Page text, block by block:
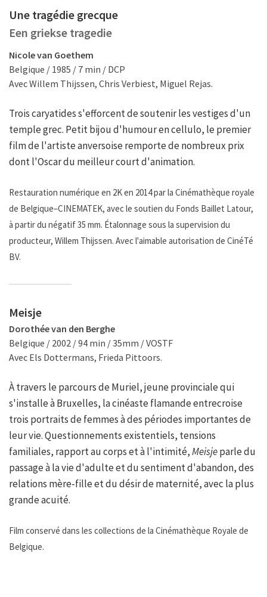
Une tragédie grecque
Een griekse tragedie
Nicole van Goethem
Belgique / 1985 / 7 min / DCP
Avec Willem Thijssen, Chris Verbiest, Miguel Rejas.
Trois caryatides s'efforcent de soutenir les vestiges d'un
temple grec. Petit bijou d'humour en cellulo, le premier
film de l'artiste anversoise remporte de nombreux prix
dont l'Oscar du meilleur court d'animation.
Restauration numérique en 2K en 2014 par la Cinémathèque royale
de Belgique–CINEMATEK, avec le soutien du Fonds Baillet Latour,
à partir du négatif 35 mm. Étalonnage sous la supervision du
producteur, Willem Thijssen. Avec l'aimable autorisation de CinéTé
BV.
Meisje
Dorothée van den Berghe
Belgique / 2002 / 94 min / 35mm / VOSTF
Avec Els Dottermans, Frieda Pittoors.
À travers le parcours de Muriel, jeune provinciale qui
s'installe à Bruxelles, la cinéaste flamande entrecroise
trois portraits de femmes à des périodes importantes de
leur vie. Questionnements existentiels, tensions
familiales, rapport au corps et à l'intimité,Meisjeparle du
passage à la vie d'adulte et du sentiment d'abandon, des
relations mère-fille et du désir de maternité, avec la plus
grande acuité.
Film conservé dans les collections de la Cinémathèque Royale de
Belgique.